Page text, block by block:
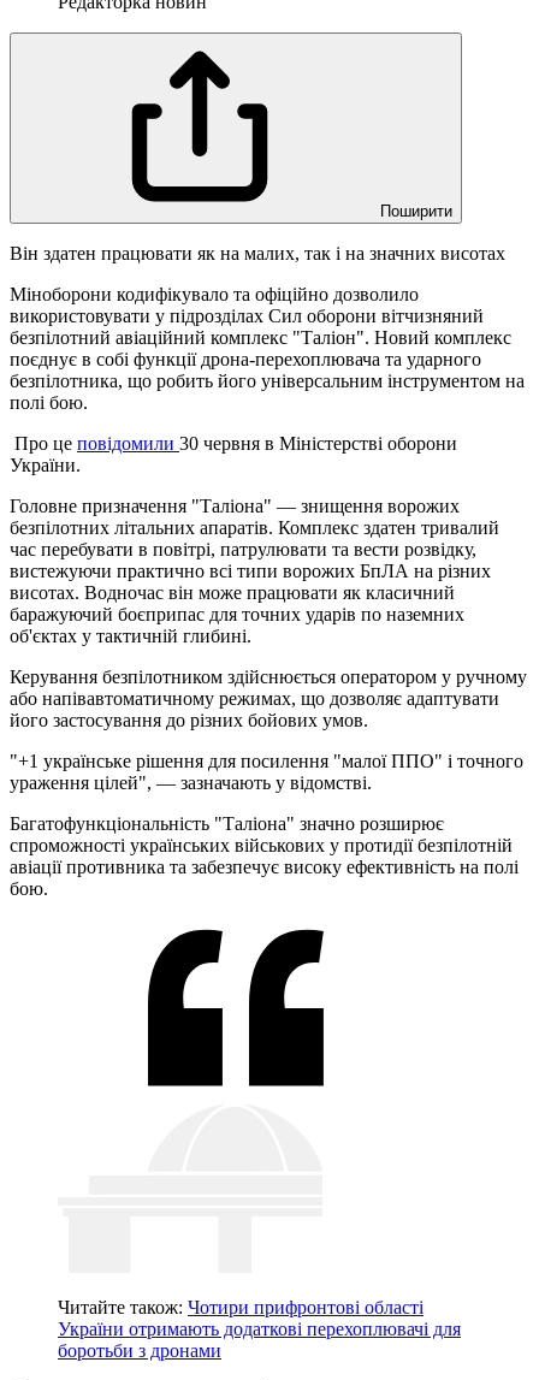
Поширити
Він здатен працювати як на малих, так і на значних висотах
Міноборони кодифікувало та офіційно дозволило
використовувати у підрозділах Сил оборони вітчизняний
безпілотний авіаційний комплекс "Таліон". Новий комплекс
поєднує в собі функції дрона-перехоплювача та ударного
безпілотника, що робить його універсальним інструментом на
полі бою.
Про це повідомили 30 червня в Міністерстві оборони
України.
Головне призначення "Таліона" — знищення ворожих
безпілотних літальних апаратів. Комплекс здатен тривалий
час перебувати в повітрі, патрулювати та вести розвідку,
вистежуючи практично всі типи ворожих БпЛА на різних
висотах. Водночас він може працювати як класичний
баражуючий боєприпас для точних ударів по наземних
об'єктах у тактичній глибині.
Керування безпілотником здійснюється оператором у ручному
або напівавтоматичному режимах, що дозволяє адаптувати
його застосування до різних бойових умов.
"+1 українське рішення для посилення "малої ППО" і точного
ураження цілей", — зазначають у відомстві.
Багатофункціональність "Таліона" значно розширює
спроможності українських військових у протидії безпілотній
авіації противника та забезпечує високу ефективність на полі
бою.
Читайте також: Чотири прифронтові області
України отримають додаткові перехоплювачі для
боротьби з дронами